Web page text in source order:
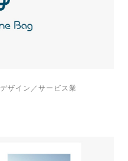
ザイン／サービス業